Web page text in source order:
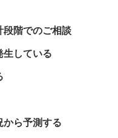
段階でのご相談
生している
から予測する